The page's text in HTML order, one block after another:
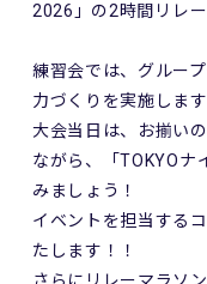
2026」の2時間リレー
練習会では、グルー
力づくりを実施します
大会当日は、お揃い
ながら、「TOKYOナ
みましょう！
イベントを担当する
たします！！